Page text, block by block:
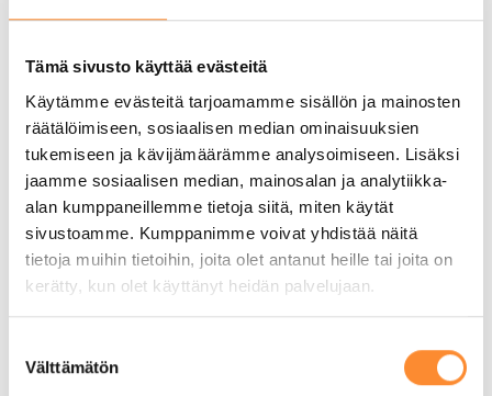
Tämä sivusto käyttää evästeitä
Käytämme evästeitä tarjoamamme sisällön ja mainosten
räätälöimiseen, sosiaalisen median ominaisuuksien
tukemiseen ja kävijämäärämme analysoimiseen. Lisäksi
jaamme sosiaalisen median, mainosalan ja analytiikka-
alan kumppaneillemme tietoja siitä, miten käytät
sivustoamme. Kumppanimme voivat yhdistää näitä
tietoja muihin tietoihin, joita olet antanut heille tai joita on
kerätty, kun olet käyttänyt heidän palvelujaan.
Välttämätön
hetkellä jo toinen menossa.
”Ensimmäinen työelämäjaksoni oli jo
ennen joulua, ja tällä hetkellä olen
toisessa harjoittelupaikassani. On
todella hienoa päästä oikeaan
työympäristöön ja toteuttamaan
opiskeltuja juttuja käytännön kautta.
Koulu tarjoaa vahvan teoriapohjan,
tekemään. Kivat kokemukset ovat